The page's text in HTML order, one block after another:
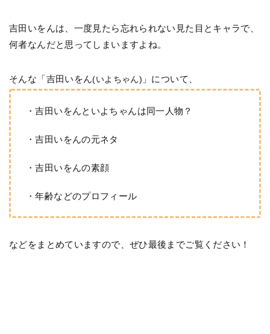
吉田いをんは、一度見たら忘れられない見た目とキャラで、
何者なんだと思ってしまいますよね。
そんな「吉田いをん(いよちゃん) 」について、
・吉田いをんといよちゃんは同一人物？
・吉田いをんの元ネタ
・吉田いをんの素顔
・年齢などのプロフィール
などをまとめていますので、ぜひ最後までご覧ください！